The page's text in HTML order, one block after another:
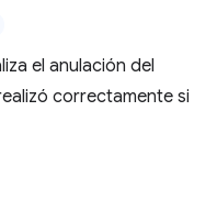
el anulación del
correctamente si